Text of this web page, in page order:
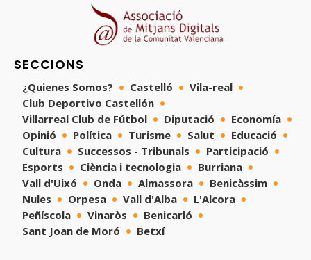
SECCIONS
¿Quienes Somos? Castelló
Vila-real
Club Deportivo Castellón
Villarreal Club de Fútbol
Diputació
Economía
Opinió
Política Turisme Salut
Educació
Cultura
Successos - Tribunals
Participació
Esports
Ciència i tecnologia
Burriana
Vall d'Uixó
Onda Almassora
Benicàssim
Nules
Orpesa Vall d'Alba
L'Alcora
Peñíscola
Vinaròs
Benicarló
Sant Joan de Moró
Betxí